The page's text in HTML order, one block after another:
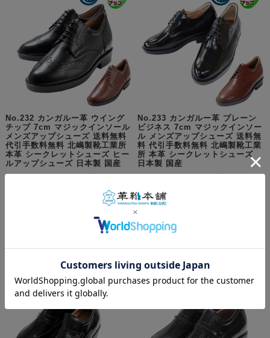
No.232 カンガルー革 ウイング
チップ 7cm マジックインソール
メンズアップシューズ 送料無料
代引手数料無料 北嶋製靴工業所
本革 シークレットシューズ ヒー
ルアップシューズ 日本製 国産
¥17,000(税込 ¥18,700)
No.233 カンガルー革 プレーン
ビジネス 7cm マジックインソー
ル メンズアップシューズ 送料無
料 代引手数料無料 北嶋製靴工業
所 本革 シークレットシューズ
日本製 国産
¥17,000(税込 ¥18,700)